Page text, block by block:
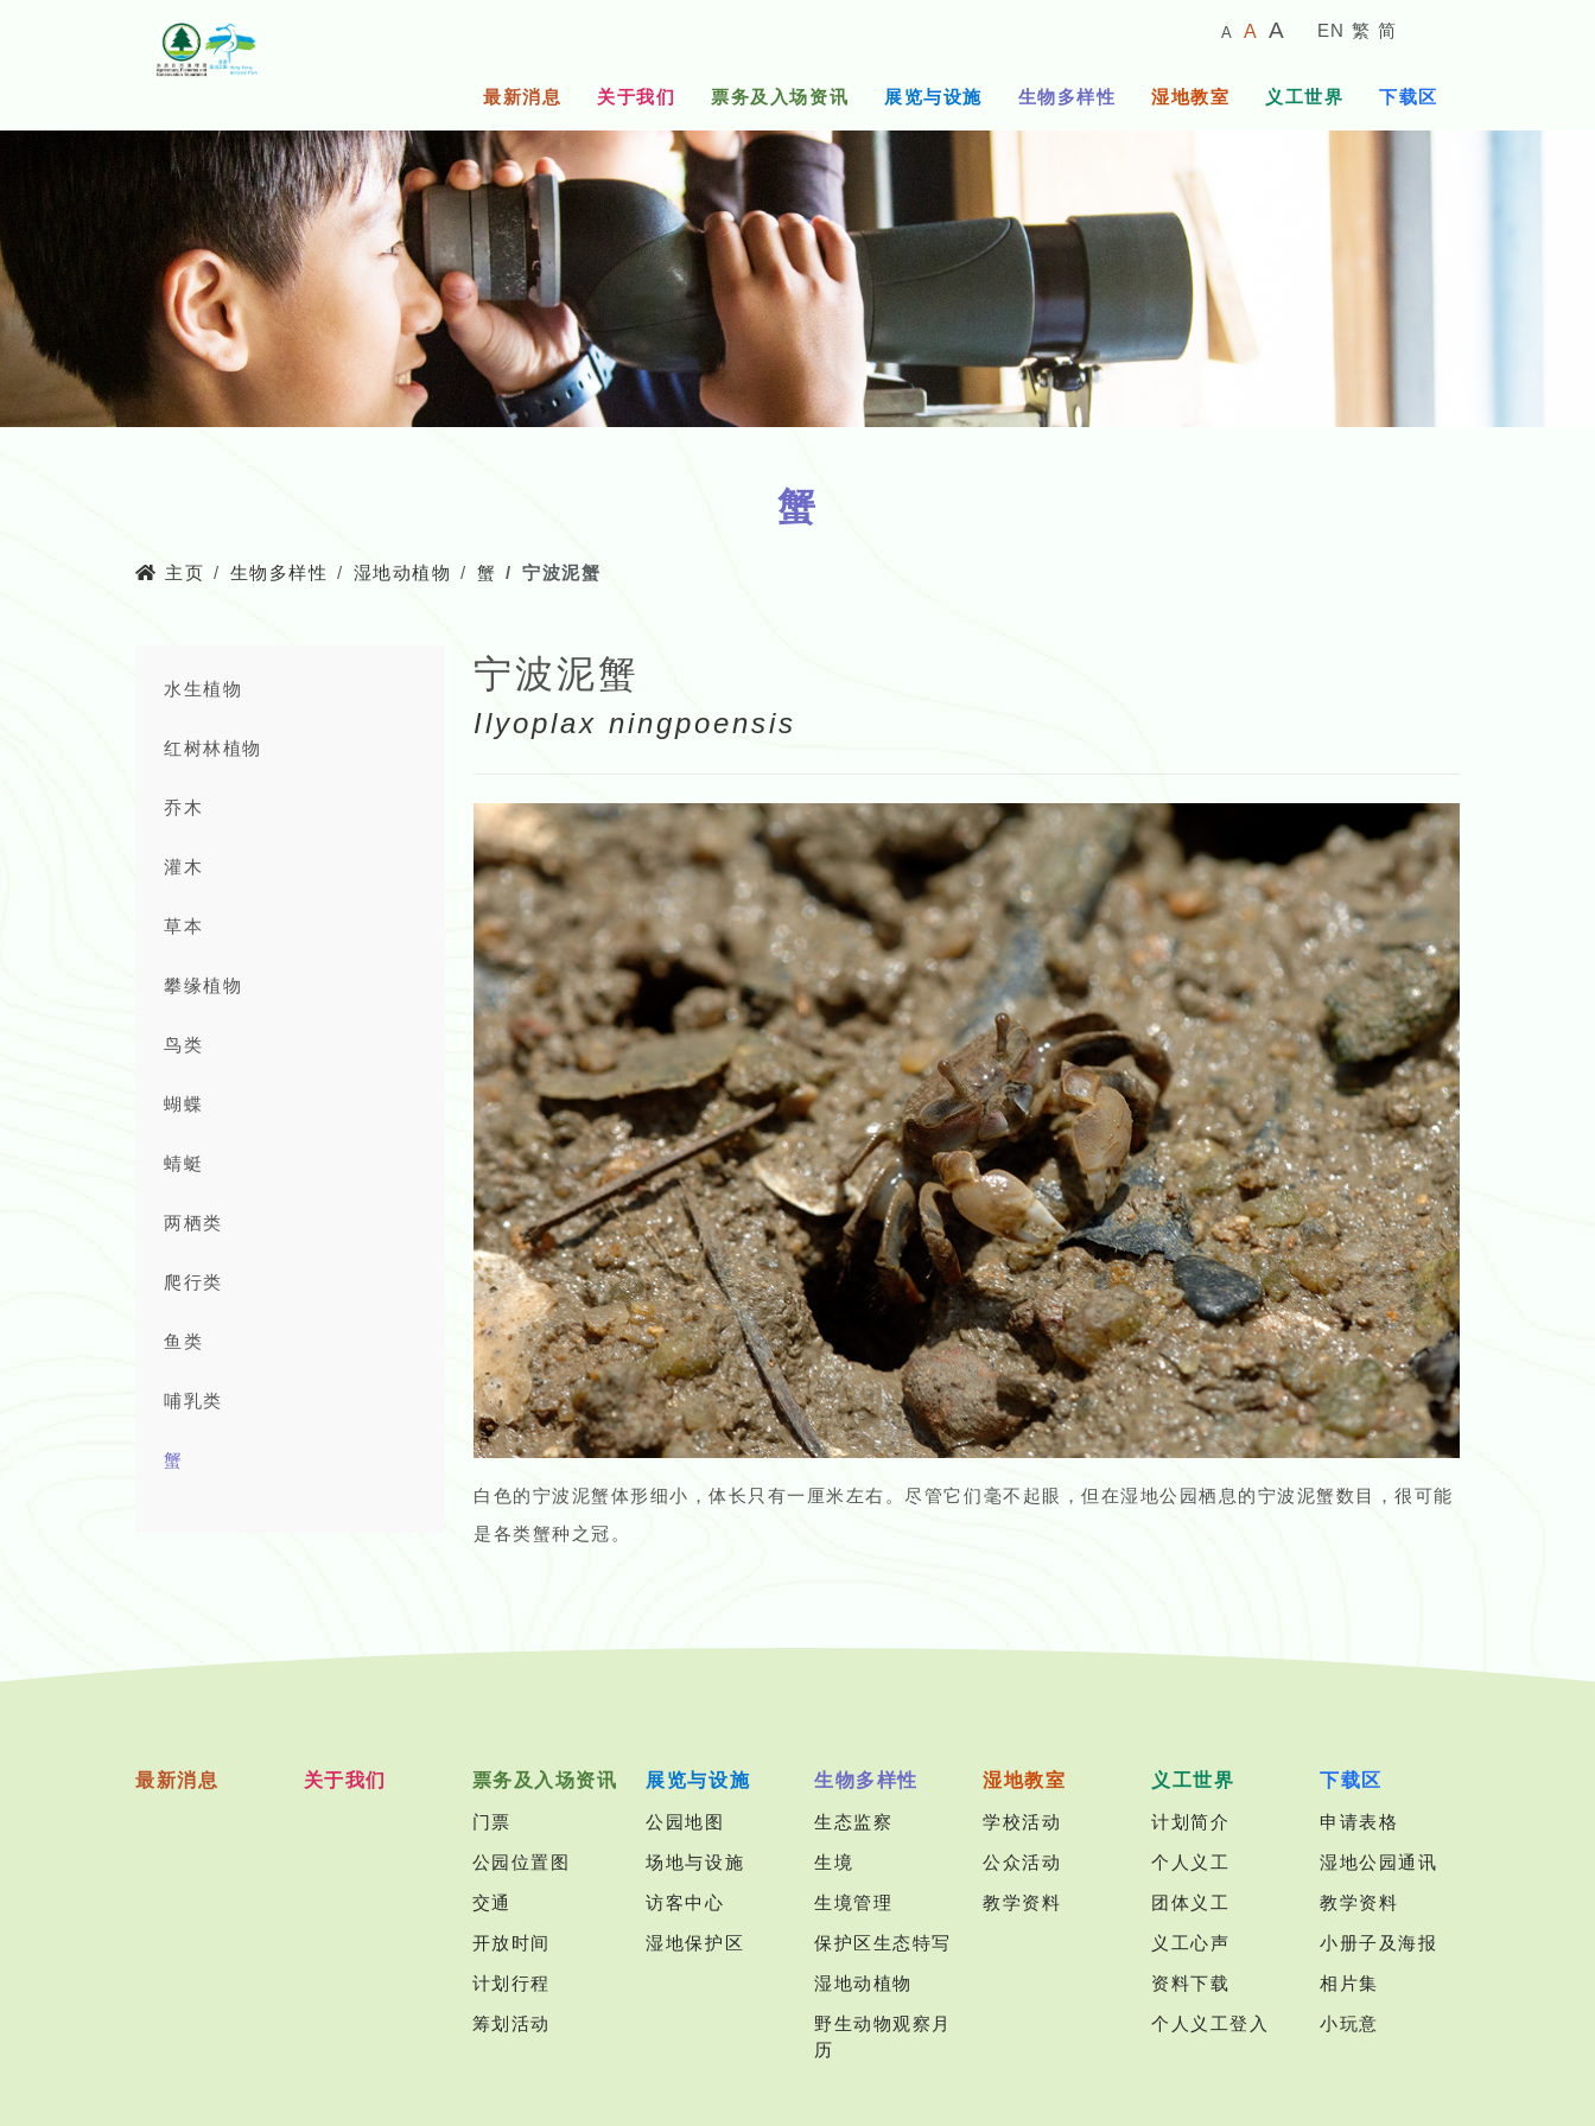
A
较
A
预
字
体
A
的
EN 繁 简
最新消息 关于我们 票务及入场资讯 展览与设施 生物多样性 湿地教室 义工世界 下载区
蟹
主页 生物多样性 湿地动植物 蟹 宁波泥蟹
水生植物
红树林植物
乔木
灌木
草本
攀缘植物
鸟类
蝴蝶
蜻蜓
两栖类
爬行类
鱼类
哺乳类
蟹
宁波泥蟹
Ilyoplax ningpoensis
白色的宁波泥蟹体形细小，体长只有一厘米左右。尽管它们毫不起眼，但在湿地公园栖息的宁波泥蟹数目，很可能
是各类蟹种之冠。
最新消息 关于我们 票务及入场资讯
门票
公园位置图
交通
开放时间
计划行程
筹划活动
展览与设施
公园地图
场地与设施
访客中心
湿地保护区
生物多样性
生态监察
生境
生境管理
保护区生态特写
湿地动植物
野生动物观察月
历
湿地教室
学校活动
公众活动
教学资料
义工世界
计划简介
个人义工
团体义工
义工心声
资料下载
个人义工登入
下载区
申请表格
湿地公园通讯
教学资料
小册子及海报
相片集
小玩意